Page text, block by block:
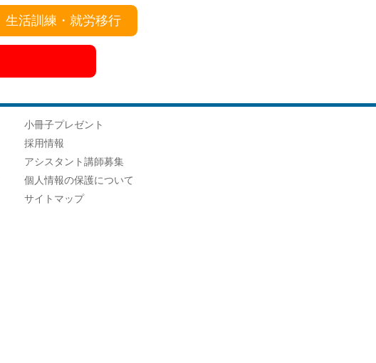
生活訓練・就労移行
小冊子プレゼント
採用情報
アシスタント講師募集
個人情報の保護について
サイトマップ